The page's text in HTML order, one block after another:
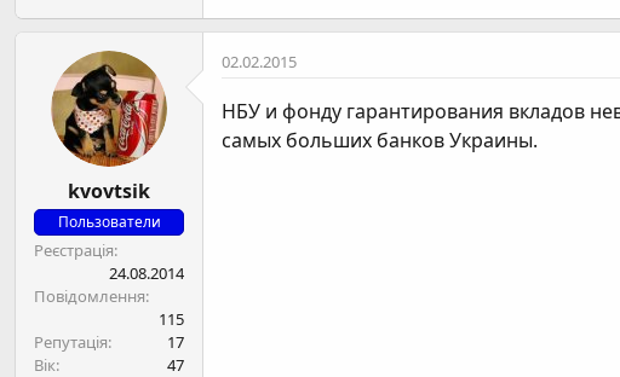
kvovtsik
Пользователи
Реєстрація
24.08.2014
Повідомлення
115
Репутація
17
Вік
47
02.02.2015
НБУ и фонду гарантирования вкладов
самых больших банков Украины.